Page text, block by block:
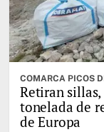
COMARCA PICOS
Retiran
tonelada de
de Europa